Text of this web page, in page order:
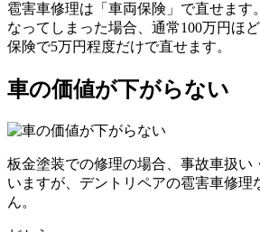
雹害車修理は「車両保険」で直せます
なってしまった場合、通常100万円ほ
保険で5万円程度だけで直せます。
車の価値が下がらない
板金塗装での修理の場合、事故車扱い
いますが、デントリペアの雹害車修理
ん。